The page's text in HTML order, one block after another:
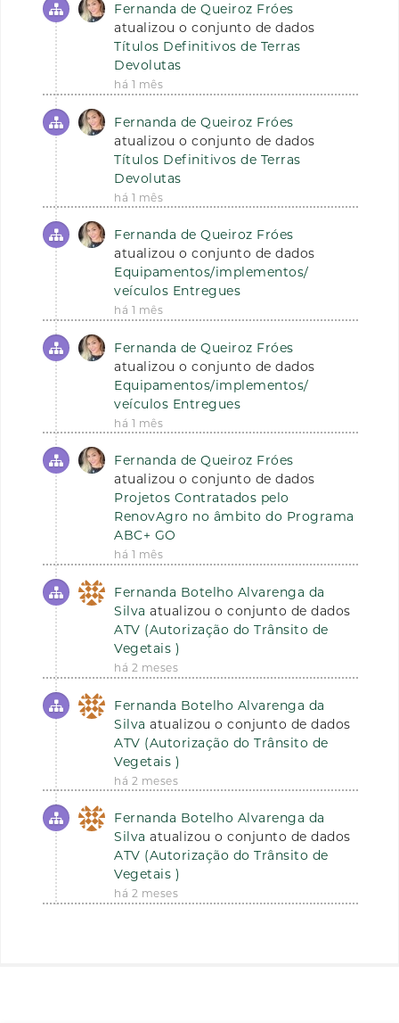
Fernanda de Queiroz Fróes
atualizou o conjunto de dados
Títulos Definitivos de Terras
Devolutas
há 1 mês
Fernanda de Queiroz Fróes
atualizou o conjunto de dados
Títulos Definitivos de Terras
Devolutas
há 1 mês
Fernanda de Queiroz Fróes
atualizou o conjunto de dados
Equipamentos/implementos/
veículos Entregues
há 1 mês
Fernanda de Queiroz Fróes
atualizou o conjunto de dados
Equipamentos/implementos/
veículos Entregues
há 1 mês
Fernanda de Queiroz Fróes
atualizou o conjunto de dados
Projetos Contratados pelo
RenovAgro no âmbito do Programa
ABC+ GO
há 1 mês
Fernanda Botelho Alvarenga da
Silva atualizou o conjunto de dados
ATV (Autorização do Trânsito de
Vegetais )
há 2 meses
Fernanda Botelho Alvarenga da
Silva atualizou o conjunto de dados
ATV (Autorização do Trânsito de
Vegetais )
há 2 meses
Fernanda Botelho Alvarenga da
Silva atualizou o conjunto de dados
ATV (Autorização do Trânsito de
Vegetais )
há 2 meses